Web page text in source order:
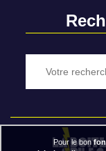
Pour le bon